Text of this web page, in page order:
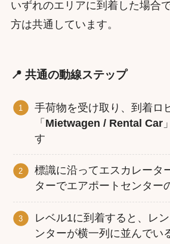
いずれのエリアに到着した場合
方は共通しています。
📍 共通の動線ステップ
手荷物を受け取り、到着ロ
「 Mietwagen / Rental Car
す
標識に沿ってエスカレータ
ターでエアポートセンター
レベル1に到着すると、レ
ンターが横一列に並んでい